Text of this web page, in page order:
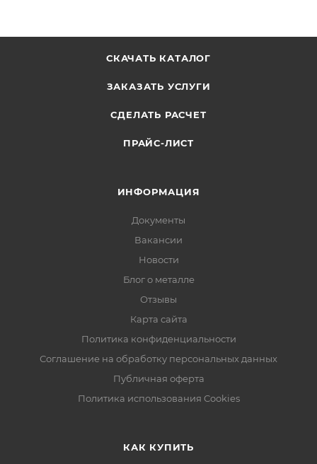
СКАЧАТЬ КАТАЛОГ
ЗАКАЗАТЬ УСЛУГИ
СДЕЛАТЬ РАСЧЕТ
ПРАЙС-ЛИСТ
ИНФОРМАЦИЯ
Документы
Вакансии
Новости
Блог о металле
Отзывы
Карта сайта
Политика конфиденциальности
Соглашение на обработку персональных данных
Публичная оферта
Политика использования Cookies
КАК КУПИТЬ